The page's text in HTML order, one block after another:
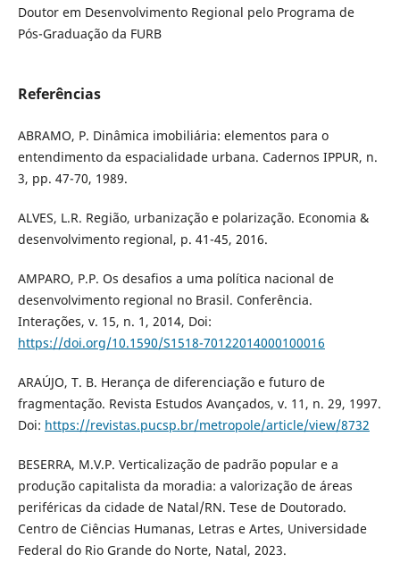
Doutor em Desenvolvimento Regional pelo Programa de
Pós-Graduação da FURB
Referências
ABRAMO, P. Dinâmica imobiliária: elementos para o
entendimento da espacialidade urbana. Cadernos IPPUR, n.
3, pp. 47-70, 1989.
ALVES, L.R. Região, urbanização e polarização. Economia &
desenvolvimento regional, p. 41-45, 2016.
AMPARO, P.P. Os desafios a uma política nacional de
desenvolvimento regional no Brasil. Conferência.
Interações, v. 15, n. 1, 2014, Doi:
https://doi.org/10.1590/S1518-70122014000100016
ARAÚJO, T. B. Herança de diferenciação e futuro de
fragmentação. Revista Estudos Avançados, v. 11, n. 29, 1997.
Doi: https://revistas.pucsp.br/metropole/article/view/8732
BESERRA, M.V.P. Verticalização de padrão popular e a
produção capitalista da moradia: a valorização de áreas
periféricas da cidade de Natal/RN. Tese de Doutorado.
Centro de Ciências Humanas, Letras e Artes, Universidade
Federal do Rio Grande do Norte, Natal, 2023.